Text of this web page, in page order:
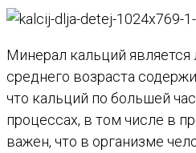
Минерал кальций
среднего возраста
что кальций по большей
процессах, в том числе в
важен, что в организме